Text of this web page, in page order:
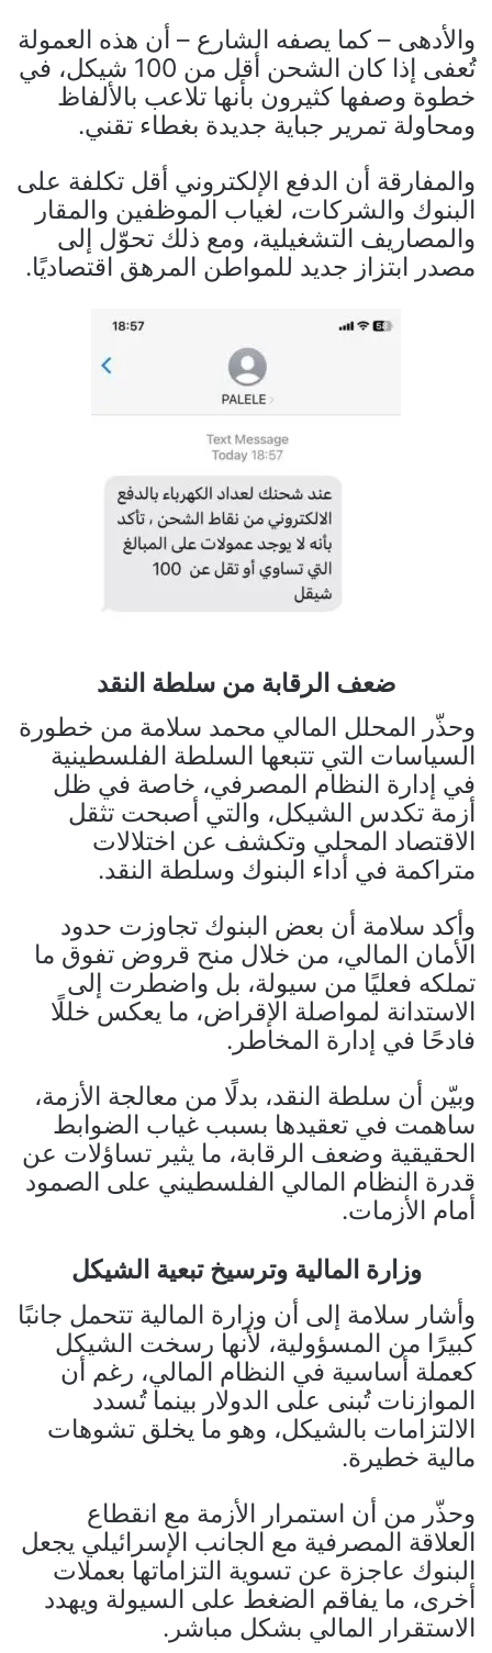
والأدهى – كما يصفه الشارع – أن هذه العمولة
تُعفى إذا كان الشحن أقل من 100 شيكل، في
خطوة وصفها كثيرون بأنها تلاعب بالألفاظ
ومحاولة تمرير جباية جديدة بغطاء تقني.
والمفارقة أن الدفع الإلكتروني أقل تكلفة على
البنوك والشركات، لغياب الموظفين والمقار
والمصاريف التشغيلية، ومع ذلك تحوّل إلى
مصدر ابتزاز جديد للمواطن المرهق اقتصاديًا.
ضعف الرقابة من سلطة النقد
وحذّر المحلل المالي محمد سلامة من خطورة
السياسات التي تتبعها السلطة الفلسطينية
في إدارة النظام المصرفي، خاصة في ظل
أزمة تكدس الشيكل، والتي أصبحت تثقل
الاقتصاد المحلي وتكشف عن اختلالات
متراكمة في أداء البنوك وسلطة النقد.
وأكد سلامة أن بعض البنوك تجاوزت حدود
الأمان المالي، من خلال منح قروض تفوق ما
تملكه فعليًا من سيولة، بل واضطرت إلى
الاستدانة لمواصلة الإقراض، ما يعكس خللًا
فادحًا في إدارة المخاطر.
وبيّن أن سلطة النقد، بدلًا من معالجة الأزمة،
ساهمت في تعقيدها بسبب غياب الضوابط
الحقيقية وضعف الرقابة، ما يثير تساؤلات عن
قدرة النظام المالي الفلسطيني على الصمود
أمام الأزمات.
وزارة المالية وترسيخ تبعية الشيكل
وأشار سلامة إلى أن وزارة المالية تتحمل جانبًا
كبيرًا من المسؤولية، لأنها رسخت الشيكل
كعملة أساسية في النظام المالي، رغم أن
الموازنات تُبنى على الدولار بينما تُسدد
الالتزامات بالشيكل، وهو ما يخلق تشوهات
مالية خطيرة.
وحذّر من أن استمرار الأزمة مع انقطاع
العلاقة المصرفية مع الجانب الإسرائيلي يجعل
البنوك عاجزة عن تسوية التزاماتها بعملات
أخرى، ما يفاقم الضغط على السيولة ويهدد
الاستقرار المالي بشكل مباشر.